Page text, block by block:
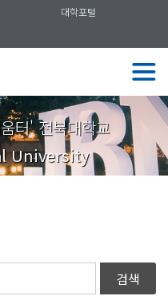
대학포털
터' 전북대학교
University